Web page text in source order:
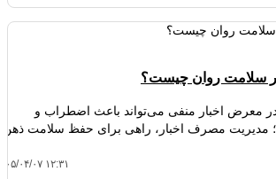
بر سلامت روان چیست؟
معرض اخبار منفی می‌تواند باعث اضطراب و
مدیریت مصرف اخبار، راهی برای حفظ سلامت ذهن
۱۴۰۵/۰۴/۰۷